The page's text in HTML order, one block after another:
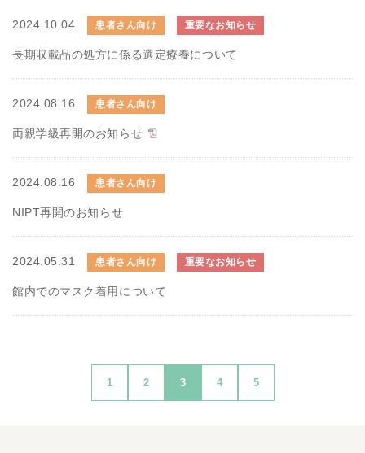
2024.10.04 患者さん向け 重要なお知らせ
長期収載品の処方に係る選定療養について
2024.08.16 患者さん向け
両親学級再開のお知らせ
2024.08.16 患者さん向け
NIPT再開のお知らせ
2024.05.31 患者さん向け 重要なお知らせ
館内でのマスク着用について
1 2 3 4 5